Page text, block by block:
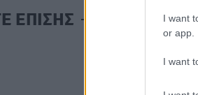
I want
or app.
I want
ΕΠΙΣΗΣ